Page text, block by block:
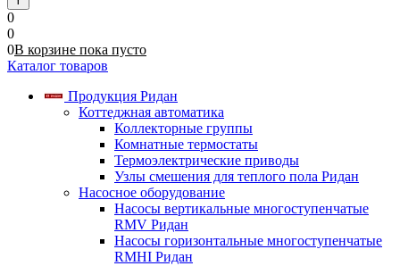
0
0
0В корзине пока пусто
Каталог товаров
Продукция Ридан
Коттеджная автоматика
Коллекторные группы
Комнатные термостаты
Термоэлектрические приводы
Узлы смешения для теплого пола Ридан
Насосное оборудование
Насосы вертикальные многоступенчатые
RMV Ридан
Насосы горизонтальные многоступенчатые
RMHI Ридан